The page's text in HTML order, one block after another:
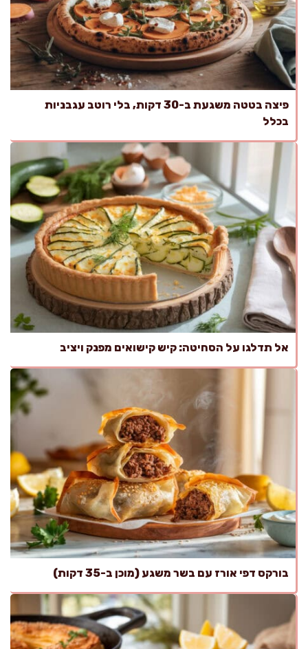
פיצה בטטה משגעת ב-30 דקות, בלי רוטב עגבניות
בכלל
אל תדלגו על הסחיטה: קיש קישואים מפנק ויציב
בורקס דפי אורז עם בשר משגע (מוכן ב-35 דקות)